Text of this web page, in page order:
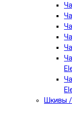
Шкивы